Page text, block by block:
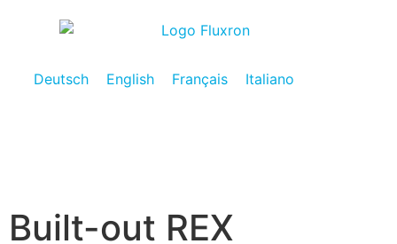
Deutsch English Français Italiano
Built-out REX